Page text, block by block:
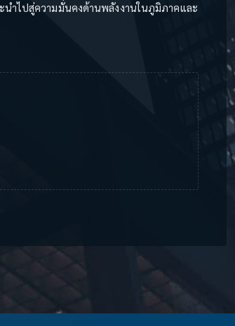
นำไปสู่ความมั่นคงด้านพลังงานในภูมิภาคและ